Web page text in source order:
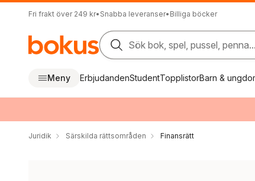
Fri frakt över 249 kr• Snabba leveranser• Billiga böcker
Sök bok, spel, pussel, penna...
Meny ErbjudandenStudentTopplistorBarn &
Juridik Särskilda rättsområden Finansrätt